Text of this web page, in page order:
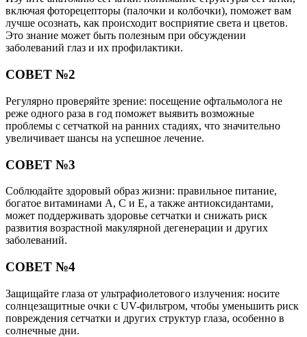
включая фоторецепторы (палочки и колбочки), поможет вам
лучше осознать, как происходит восприятие света и цветов.
Это знание может быть полезным при обсуждении
заболеваний глаз и их профилактики.
СОВЕТ №2
Регулярно проверяйте зрение: посещение офтальмолога не
реже одного раза в год поможет выявить возможные
проблемы с сетчаткой на ранних стадиях, что значительно
увеличивает шансы на успешное лечение.
СОВЕТ №3
Соблюдайте здоровый образ жизни: правильное питание,
богатое витаминами A, C и E, а также антиоксидантами,
может поддерживать здоровье сетчатки и снижать риск
развития возрастной макулярной дегенерации и других
заболеваний.
СОВЕТ №4
Защищайте глаза от ультрафиолетового излучения: носите
солнцезащитные очки с UV-фильтром, чтобы уменьшить риск
повреждения сетчатки и других структур глаза, особенно в
солнечные дни.